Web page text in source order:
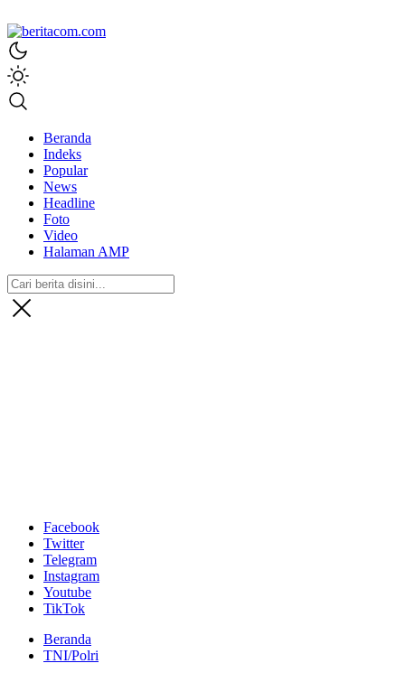
beritacom.com
bestnews
Beranda
Indeks
Popular
News
Headline
Foto
Video
Halaman AMP
Facebook
Twitter
Telegram
Instagram
Youtube
TikTok
Beranda
TNI/Polri